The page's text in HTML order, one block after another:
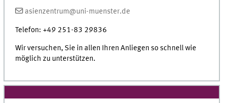
asienzentrum@uni-muenster.de
Telefon: +49 251-83 29836
Wir versuchen, Sie in allen Ihren Anliegen so schnell wie
möglich zu unterstützen.